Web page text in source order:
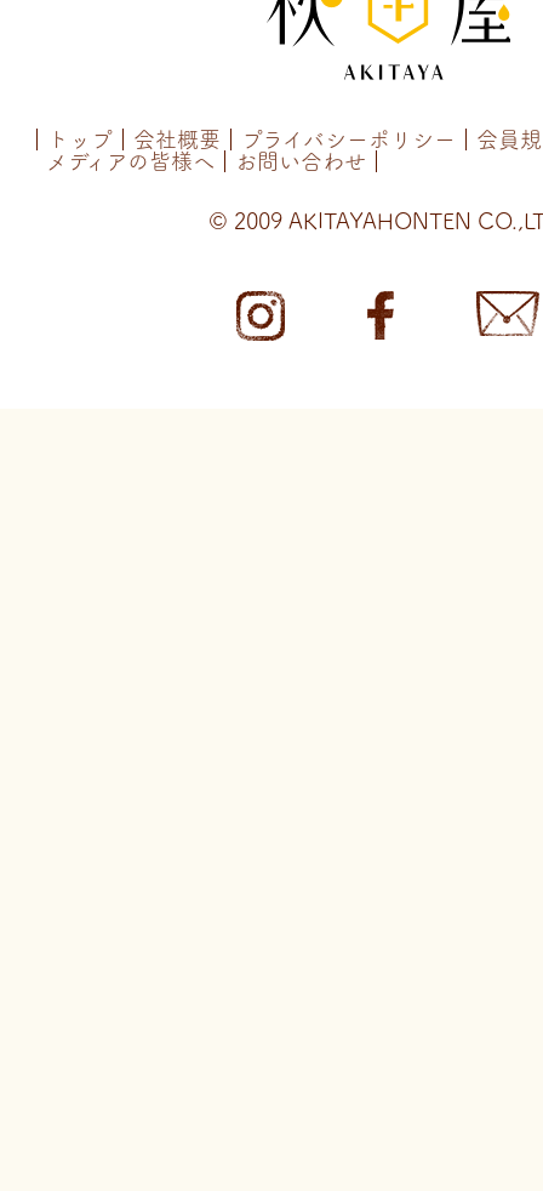
トップ 会社概要 プライバシーポリシー
会員
メディアの皆様へ
お問い合わせ
© 2009 AKITAYAHONTEN